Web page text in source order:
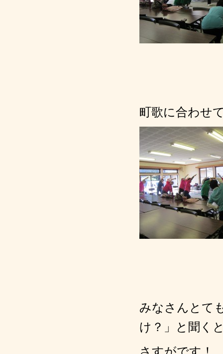
町歌に合わせ
みなさんとて
け？」と聞く
さすがです！